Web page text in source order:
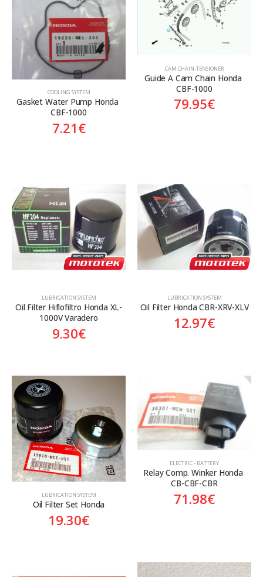
COOLING SYSTEM
Gasket Water Pump Honda
CBF-1000
7.21€
CAM CHAIN-TENSIONER
Guide A Cam Chain Honda
CBF-1000
79.95€
LUBRICATION SYSTEM
Oil Filter Hiflofiltro Honda XL-
1000V Varadero
9.30€
LUBRICATION SYSTEM
Oil Filter Honda CBR-XRV-XLV
12.97€
LUBRICATION SYSTEM
Oil Filter Set Honda
19.30€
ELECTRIC - BATTERY
Relay Comp. Winker Honda
CB-CBF-CBR
71.98€